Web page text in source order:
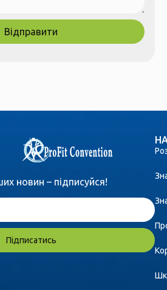
Відправити
новин – підписуйся!
Підписатись